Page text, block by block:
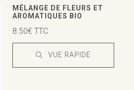
MÉLANGE DE FLEURS ET
AROMATIQUES BIO
8.50€ TTC
VUE RAPIDE